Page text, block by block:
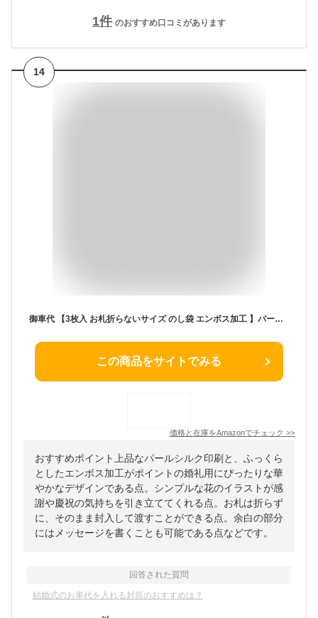
1件 のおすすめ口コミがあります
14
御車代 【3枚入 お札折らないサイズ のし袋 エンボス加工 】パールシルク 絹重 封筒 結婚式 婚礼用 ゲスト 袋 | エヌビー社
この商品をサイトでみる
価格と在庫をAmazonでチェック >>
おすすめポイント上品なパールシルク印刷と、ふっくら
としたエンボス加工がポイントの婚礼用にぴったりな華
やかなデザインである点。シンプルな花のイラストが感
謝や慶祝の気持ちを引き立ててくれる点。お札は折らず
に、そのまま封入して渡すことができる点。余白の部分
にはメッセージを書くことも可能である点などです。
回答された質問
結婚式のお車代を入れる封筒のおすすめは？